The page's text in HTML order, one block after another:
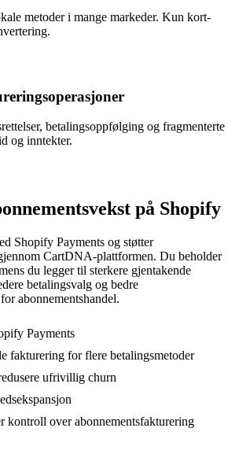
metoder i mange markeder. Kun kort-
betalingsoppfølging og fragmenterte
og inntekter.
på Shopify
Shopify Payments og støtter
CartDNA-plattformen. Du beholder
du legger til sterkere gjentakende
betalingsvalg og bedre
abonnementshandel.
Payments
fakturering for flere betalingsmetoder
ufrivillig churn
kontroll over abonnementsfakturering